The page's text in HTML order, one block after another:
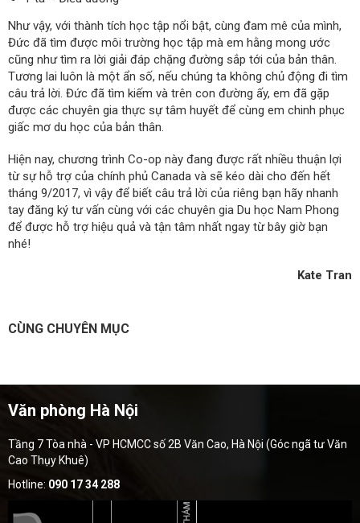
Như vậy, với thành tích học tập nổi bật, cùng đam mê của mình,
Đức đã tìm được môi trường học tập mà em hằng mong ước
cũng như tìm ra lời giải đáp chặng đường sắp tới của bản thân.
Tương lai luôn là một ẩn số, nếu chúng ta không chủ động đi tìm
câu trả lời. Đức đã tìm kiếm và trên con đường ấy, em đã gặp
được các chuyên gia thực sự tâm huyết để cùng em chinh phục
giấc mơ du học của bản thân.
Hiện nay, chương trình Co-op này đang được rất nhiều thuận lợi
từ sự hỗ trợ của chính phủ Canada và sẽ kéo dài cho đến hết
tháng 9/2017, vì vậy để biết câu trả lời của riêng bạn hãy nhanh
tay đăng ký tư vấn cùng với các chuyên gia Du học Nam Phong
để được hỗ trợ hiệu quả và tận tâm nhất ngay từ bây giờ bạn
nhé!
Kate Tran
CÙNG CHUYÊN MỤC
Văn phòng Hà Nội
Tầng 7 Tòa nhà - VP HCMCC số 2B Văn Cao, Hà Nội (Góc ngã tư Văn
Cao Thụy Khuê)
Hotline: 090 17 34 288